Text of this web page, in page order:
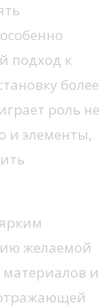
подход к
более
роль не
и элементы,
желаемой
и